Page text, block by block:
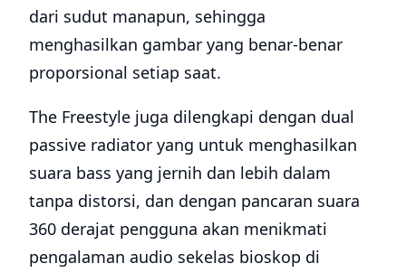
dari sudut manapun, sehingga
menghasilkan gambar yang benar-benar
proporsional setiap saat.
The Freestyle juga dilengkapi dengan dual
passive radiator yang untuk menghasilkan
suara bass yang jernih dan lebih dalam
tanpa distorsi, dan dengan pancaran suara
360 derajat pengguna akan menikmati
pengalaman audio sekelas bioskop di